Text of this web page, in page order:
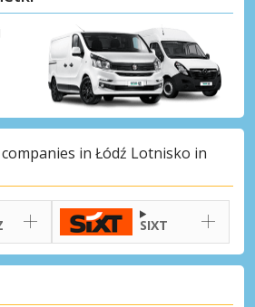
in Łódź Lotnisko in
SIXT